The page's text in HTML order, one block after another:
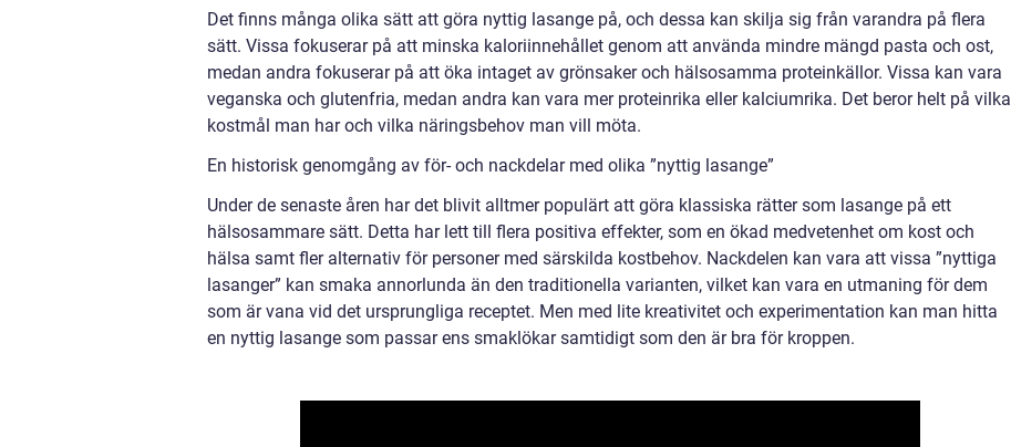
Det finns många olika sätt att göra nyttig lasange på, och dessa kan skilja sig från varandra på flera
sätt. Vissa fokuserar på att minska kaloriinnehållet genom att använda mindre mängd pasta och ost,
medan andra fokuserar på att öka intaget av grönsaker och hälsosamma proteinkällor. Vissa kan vara
veganska och glutenfria, medan andra kan vara mer proteinrika eller kalciumrika. Det beror helt på vilka
kostmål man har och vilka näringsbehov man vill möta.
En historisk genomgång av för- och nackdelar med olika ”nyttig lasange”
Under de senaste åren har det blivit alltmer populärt att göra klassiska rätter som lasange på ett
hälsosammare sätt. Detta har lett till flera positiva effekter, som en ökad medvetenhet om kost och
hälsa samt fler alternativ för personer med särskilda kostbehov. Nackdelen kan vara att vissa ”nyttiga
lasanger” kan smaka annorlunda än den traditionella varianten, vilket kan vara en utmaning för dem
som är vana vid det ursprungliga receptet. Men med lite kreativitet och experimentation kan man hitta
en nyttig lasange som passar ens smaklökar samtidigt som den är bra för kroppen.